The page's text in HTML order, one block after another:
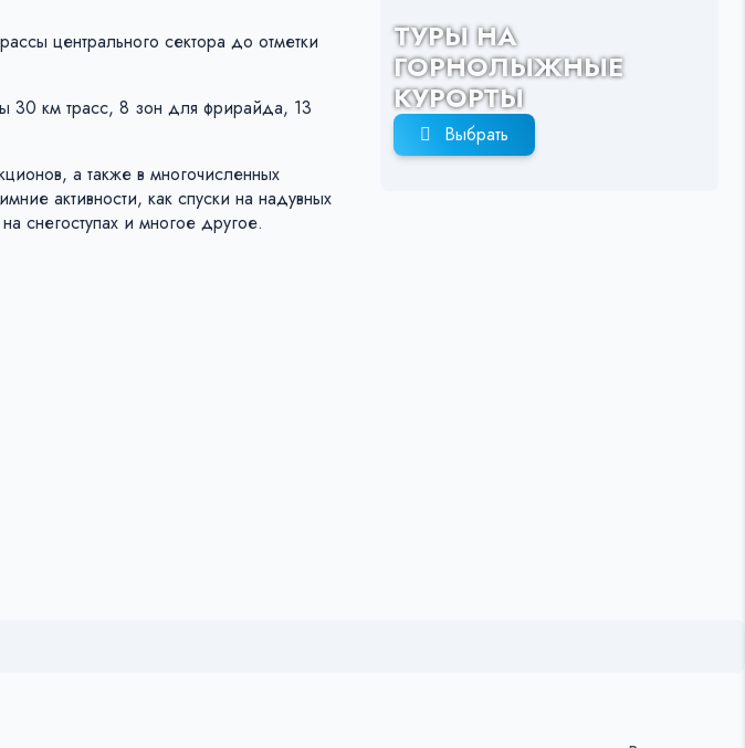
центрального сектора до отметки
30 км трасс, 8 зон для фрирайда, 13
а также в многочисленных
активности, как спуски на надувных
снегоступах и многое другое.
ТУРЫ НА
ГОРНОЛЫЖНЫЕ
КУРОРТЫ
Выбрать